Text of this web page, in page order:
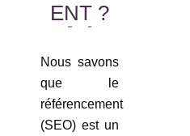
ENT ?
Nous savons
que le
référencement
(SEO) est un